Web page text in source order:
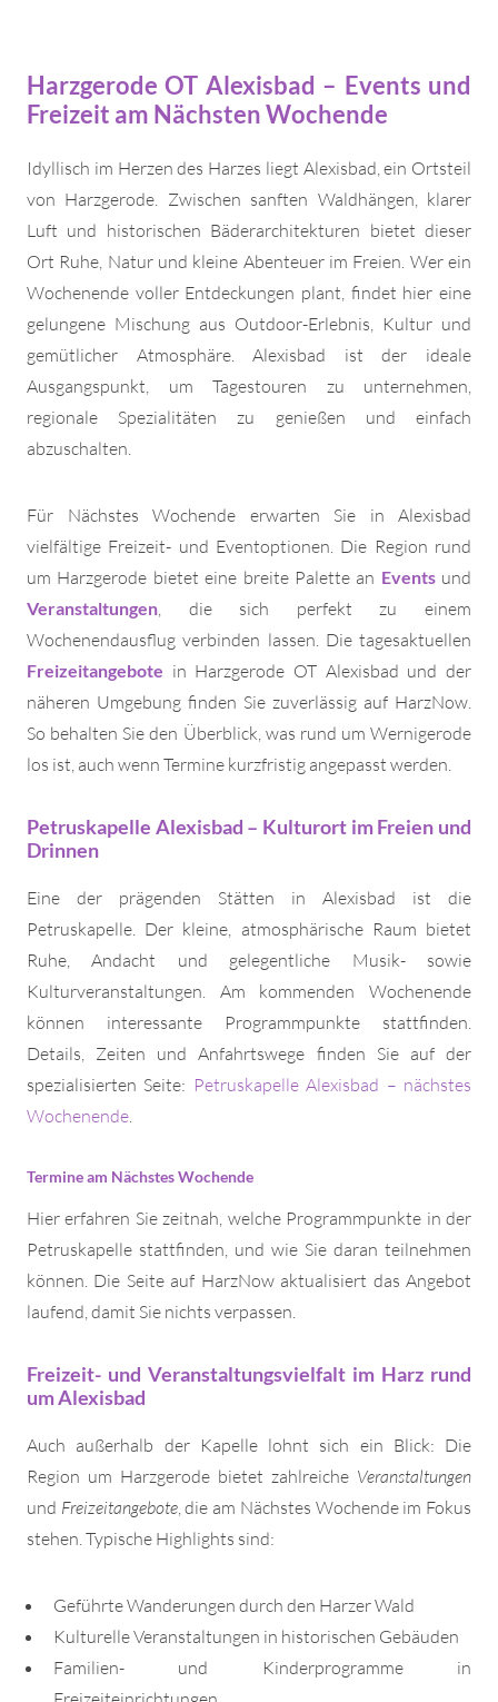
Harzgerode OT Alexisbad – Events und
Freizeit am Nächsten Wochende
Idyllisch im Herzen des Harzes liegt Alexisbad, ein Ortsteil
von Harzgerode. Zwischen sanften Waldhängen, klarer
Luft und historischen Bäderarchitekturen bietet dieser
Ort Ruhe, Natur und kleine Abenteuer im Freien. Wer ein
Wochenende voller Entdeckungen plant, findet hier eine
gelungene Mischung aus Outdoor-Erlebnis, Kultur und
gemütlicher Atmosphäre. Alexisbad ist der ideale
Ausgangspunkt, um Tagestouren zu unternehmen,
regionale Spezialitäten zu genießen und einfach
abzuschalten.
Für Nächstes Wochende erwarten Sie in Alexisbad
vielfältige Freizeit- und Eventoptionen. Die Region rund
um Harzgerode bietet eine breite Palette an Eventsund
Veranstaltungen, die sich perfekt zu einem
Wochenendausflug verbinden lassen. Die tagesaktuellen
Freizeitangebote in Harzgerode OT Alexisbad und der
näheren Umgebung finden Sie zuverlässig auf HarzNow.
So behalten Sie den Überblick, was rund um Wernigerode
los ist, auch wenn Termine kurzfristig angepasst werden.
Petruskapelle Alexisbad – Kulturort im Freien und
Drinnen
Eine der prägenden Stätten in Alexisbad ist die
Petruskapelle. Der kleine, atmosphärische Raum bietet
Ruhe, Andacht und gelegentliche Musik- sowie
Kulturveranstaltungen. Am kommenden Wochenende
können interessante Programmpunkte stattfinden.
Details, Zeiten und Anfahrtswege finden Sie auf der
spezialisierten Seite: Petruskapelle Alexisbad – nächstes
Wochenende
Termine am Nächstes Wochende
Hier erfahren Sie zeitnah, welche Programmpunkte in der
Petruskapelle stattfinden, und wie Sie daran teilnehmen
können. Die Seite auf HarzNow aktualisiert das Angebot
laufend, damit Sie nichts verpassen.
Freizeit- und Veranstaltungsvielfalt im Harz rund
um Alexisbad
Auch außerhalb der Kapelle lohnt sich ein Blick: Die
Region um Harzgerode bietet zahlreiche Veranstaltungen
und Freizeitangebote, die am Nächstes Wochende im Fokus
stehen. Typische Highlights sind:
Geführte Wanderungen durch den Harzer Wald
Kulturelle Veranstaltungen in historischen Gebäuden
Familien- und Kinderprogramme in